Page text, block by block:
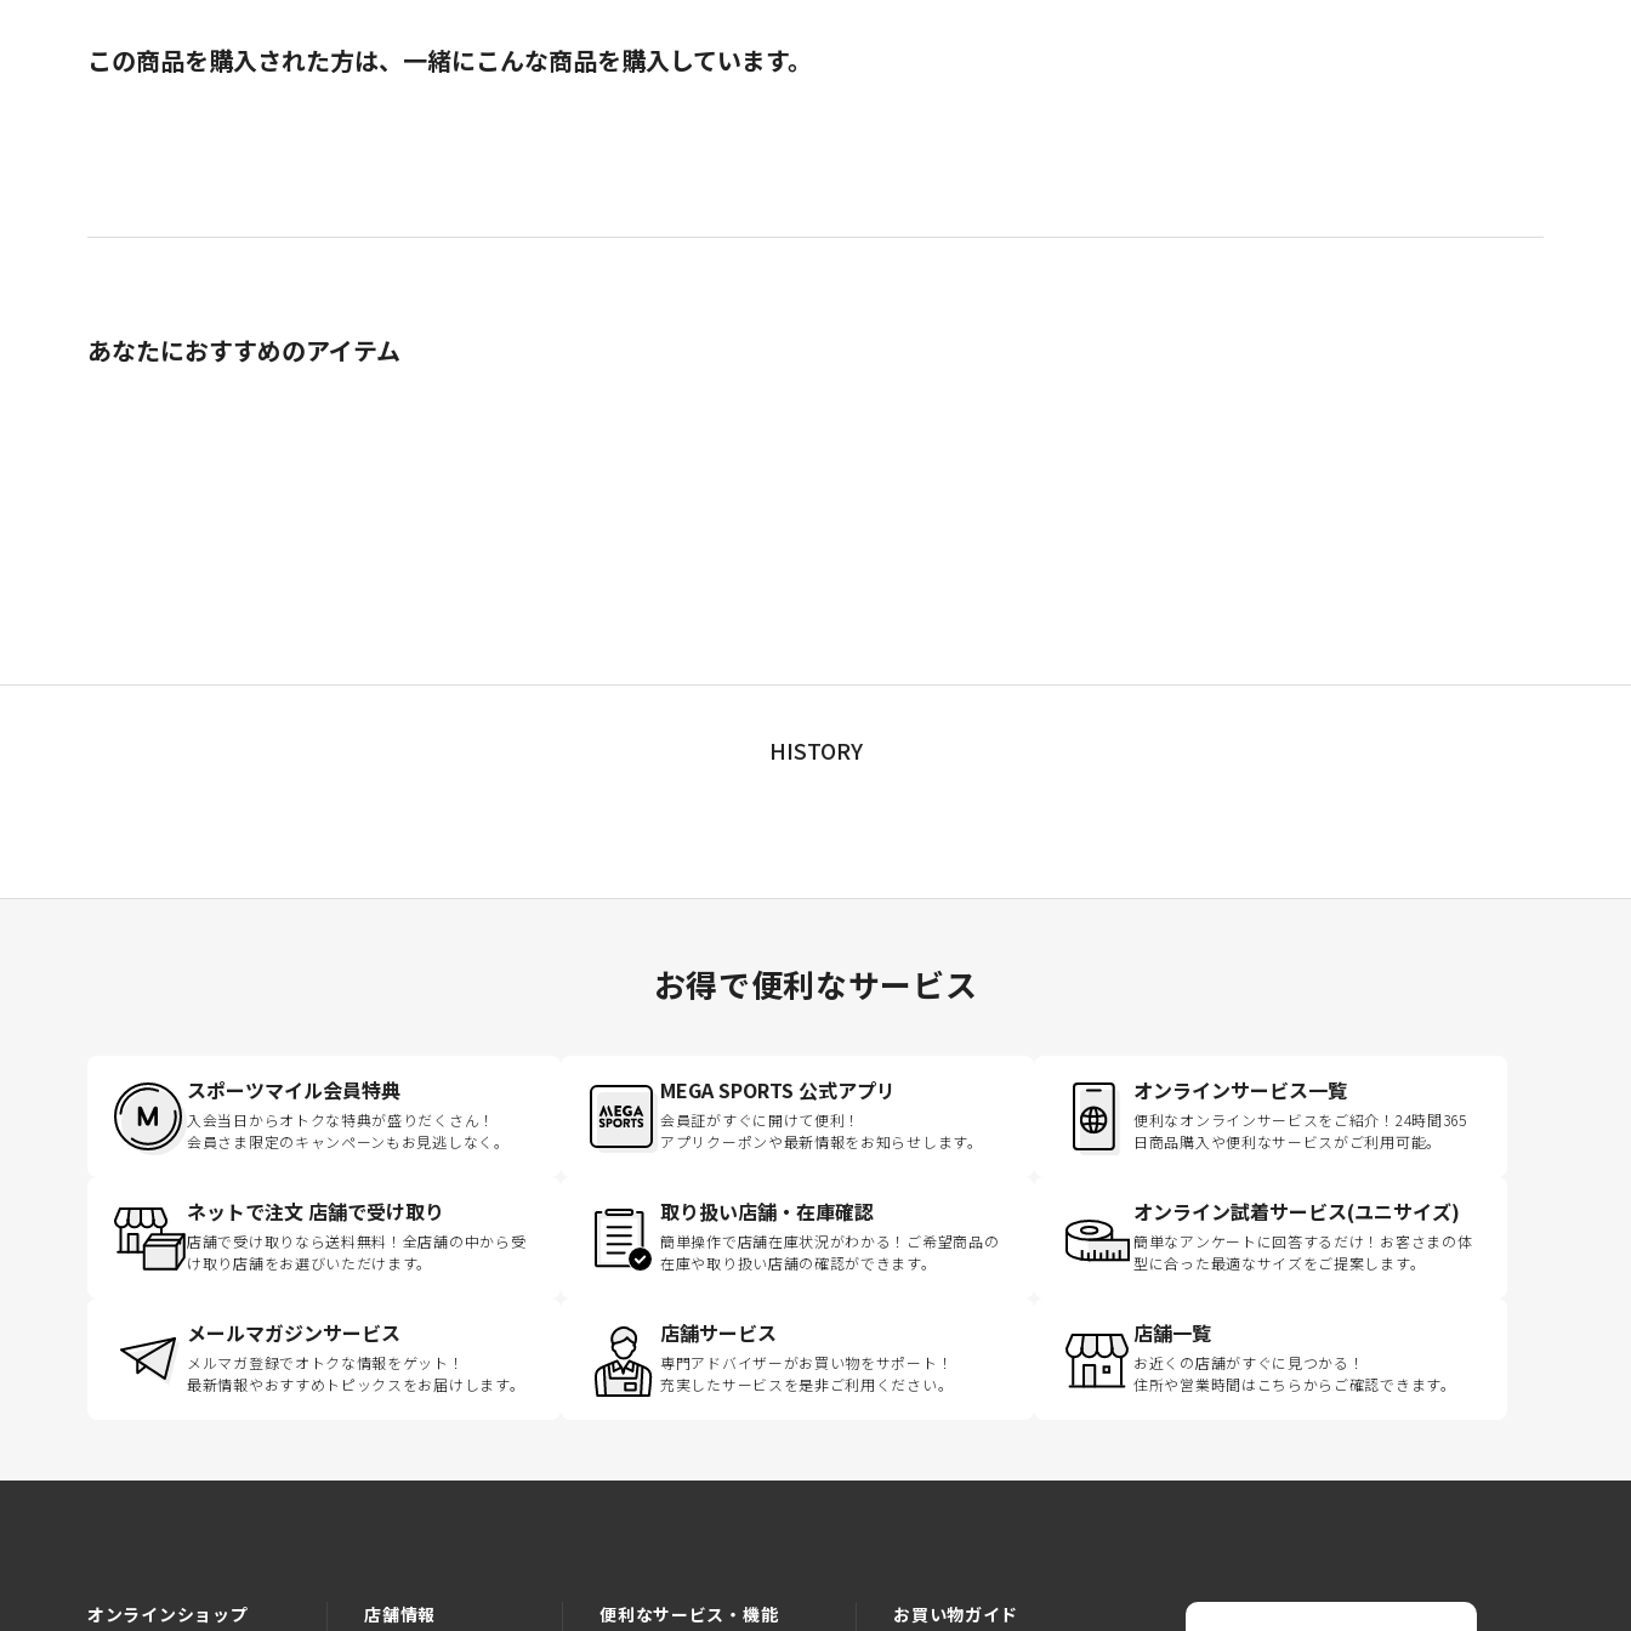
この商品を購入された方は、一緒にこんな商品を購入しています。
あなたにおすすめのアイテム
HISTORY
お得で便利なサービス
スポーツマイル会員特典
入会当日からオトクな特典が盛りだくさん！
会員さま限定のキャンペーンもお見逃しなく。
MEGA SPORTS 公式アプリ
会員証がすぐに開けて便利！
アプリクーポンや最新情報をお知らせします。
オンラインサービス一覧
便利なオンラインサービスをご紹介！24時間365
日商品購入や便利なサービスがご利用可能。
ネットで注文 店舗で受け取り
店舗で受け取りなら送料無料！全店舗の中から受
け取り店舗をお選びいただけます。
取り扱い店舗・在庫確認
簡単操作で店舗在庫状況がわかる！ご希望商品の
在庫や取り扱い店舗の確認ができます。
オンライン試着サービス(ユニサイズ)
簡単なアンケートに回答するだけ！お客さまの体
型に合った最適なサイズをご提案します。
メールマガジンサービス
メルマガ登録でオトクな情報をゲット！
最新情報やおすすめトピックスをお届けします。
店舗サービス
専門アドバイザーがお買い物をサポート！
充実したサービスを是非ご利用ください。
店舗一覧
お近くの店舗がすぐに見つかる！
住所や営業時間はこちらからご確認できます。
オンラインショップ 店舗情報 便利なサービス・機能 お買い物ガイド